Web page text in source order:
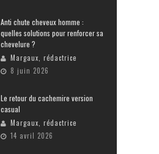
Anti chute cheveux homme :
quelles solutions pour renforcer sa
chevelure ?
Margaux, rédactrice
8 juin 2026
Le retour du cachemire version
casual
Margaux, rédactrice
14 avril 2026